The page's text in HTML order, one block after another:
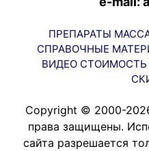
ПРЕПАРАТЫ
СПРАВОЧНЫЕ
ВИДЕО СТОИМОСТЬ
Copyright © 2000-
права защищены.
сайта разрешается